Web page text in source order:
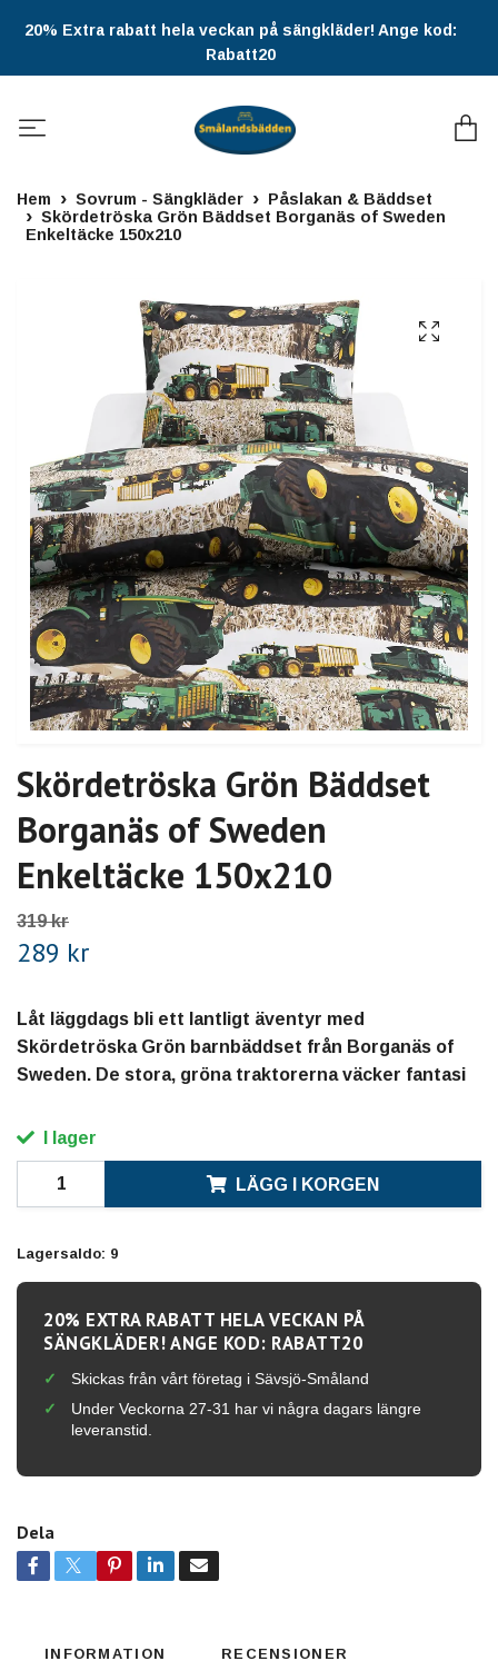
20% Extra rabatt hela veckan på sängkläder! Ange kod:
Rabatt20
Hem Sovrum - Sängkläder
Påslakan & Bäddset
Skördetröska Grön Bäddset Borganäs of Sweden
Enkeltäcke 150x210
Skördetröska Grön Bäddset
Borganäs of Sweden
Enkeltäcke 150x210
319 kr
289 kr
Låt läggdags bli ett lantligt äventyr med
Skördetröska Grön barnbäddset från Borganäs of
Sweden. De stora, gröna traktorerna väcker fantasi
I lager
LÄGG I KORGEN
Lagersaldo: 9
20% EXTRA RABATT HELA VECKAN PÅ
SÄNGKLÄDER! ANGE KOD: RABATT20
Skickas från vårt företag i Sävsjö-Småland
Under Veckorna 27-31 har vi några dagars längre
leveranstid.
Dela
INFORMATION RECENSIONER